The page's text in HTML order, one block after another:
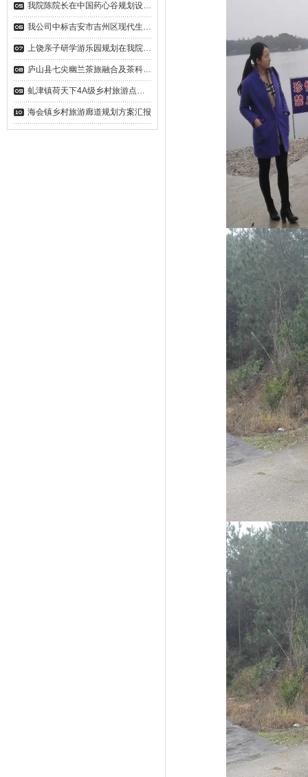
我院陈院长在中国药心谷规划设…
我公司中标吉安市吉州区现代生…
上饶亲子研学游乐园规划在我院…
庐山县七尖幽兰茶旅融合及茶科…
虬津镇荷天下4A级乡村旅游点…
海会镇乡村旅游廊道规划方案汇报